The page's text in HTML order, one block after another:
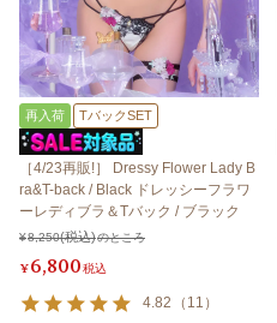
再入荷 TバックSET
［4/23再販!］ Dressy Flower Lady B
ra&T-back / Black ドレッシーフラワ
ーレディブラ＆Tバック / ブラック
¥8,250 のところ
¥6,800税込
4.82 （ 11 ）